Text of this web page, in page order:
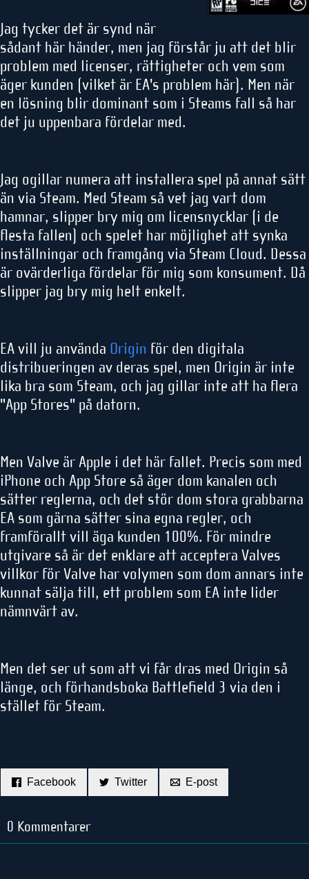
Jag tycker det är synd när
sådant här händer, men jag förstår ju att det blir
problem med licenser, rättigheter och vem som
äger kunden (vilket är EA's problem här). Men när
en lösning blir dominant som i Steams fall så har
det ju uppenbara fördelar med.
Jag ogillar numera att installera spel på annat sätt
än via Steam. Med Steam så vet jag vart dom
hamnar, slipper bry mig om licensnycklar (i de
flesta fallen) och spelet har möjlighet att synka
inställningar och framgång via Steam Cloud. Dessa
är ovärderliga fördelar för mig som konsument. Då
slipper jag bry mig helt enkelt.
EA vill ju använda Origin för den digitala
distribueringen av deras spel, men Origin är inte
lika bra som Steam, och jag gillar inte att ha flera
"App Stores" på datorn.
Men Valve är Apple i det här fallet. Precis som med
iPhone och App Store så äger dom kanalen och
sätter reglerna, och det stör dom stora grabbarna
EA som gärna sätter sina egna regler, och
framförallt vill äga kunden 100%. För mindre
utgivare så är det enklare att acceptera Valves
villkor för Valve har volymen som dom annars inte
kunnat sälja till, ett problem som EA inte lider
nämnvärt av.
Men det ser ut som att vi får dras med Origin så
länge, och förhandsboka Battlefield 3 via den i
stället för Steam.
Facebook Twitter E-post
0 Kommentarer